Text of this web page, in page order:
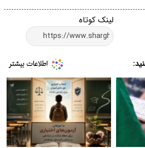
لینک کوتاه